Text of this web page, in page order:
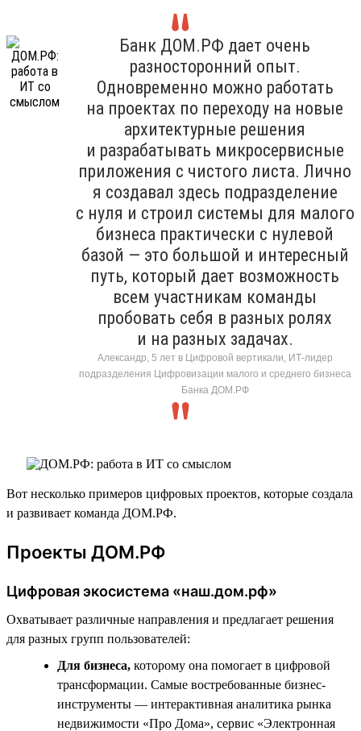
Банк ДОМ.РФ дает очень
разносторонний опыт.
Одновременно можно работать
на проектах по переходу на новые
архитектурные решения
и разрабатывать микросервисные
приложения с чистого листа. Лично
я создавал здесь подразделение
с нуля и строил системы для малого
бизнеса практически с нулевой
базой — это большой и интересный
путь, который дает возможность
всем участникам команды
пробовать себя в разных ролях
и на разных задачах.
Александр, 5 лет в Цифровой вертикали, ИТ-лидер
подразделения Цифровизации малого и среднего бизнеса
Банка ДОМ.РФ
Вот несколько примеров цифровых проектов, которые создала
и развивает команда ДОМ.РФ.
Проекты ДОМ.РФ
Цифровая экосистема «наш.дом.рф»
Охватывает различные направления и предлагает решения
для разных групп пользователей:
Для бизнеса, которому она помогает в цифровой
трансформации. Самые востребованные бизнес-
инструменты — интерактивная аналитика рынка
недвижимости «Про Дома», сервис «Электронная